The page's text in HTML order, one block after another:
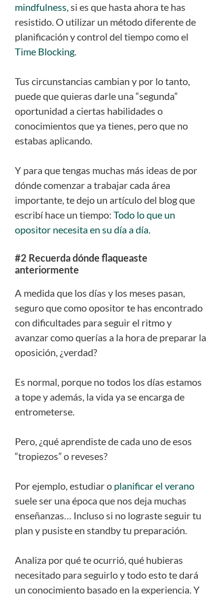
mindfulness , si es que hasta ahora te has
resistido. O utilizar un método diferente de
planificación y control del tiempo como el
Time Blocking
Tus circunstancias cambian y por lo tanto,
puede que quieras darle una “segunda”
oportunidad a ciertas habilidades o
conocimientos que ya tienes, pero que no
estabas aplicando.
Y para que tengas muchas más ideas de por
dónde comenzar a trabajar cada área
importante, te dejo un artículo del blog que
escribí hace un tiempo: Todo lo que un
opositor necesita en su día a día.
#2 Recuerda dónde flaqueaste
anteriormente
A medida que los días y los meses pasan,
seguro que como opositor te has encontrado
con dificultades para seguir el ritmo y
avanzar como querías a la hora de preparar la
oposición, ¿verdad?
Es normal, porque no todos los días estamos
a tope y además, la vida ya se encarga de
entrometerse.
Pero, ¿qué aprendiste de cada uno de esos
“tropiezos” o reveses?
Por ejemplo, estudiar o planificar el verano
suele ser una época que nos deja muchas
enseñanzas… Incluso si no lograste seguir tu
plan y pusiste en standby tu preparación.
Analiza por qué te ocurrió, qué hubieras
necesitado para seguirlo y todo esto te dará
un conocimiento basado en la experiencia. Y